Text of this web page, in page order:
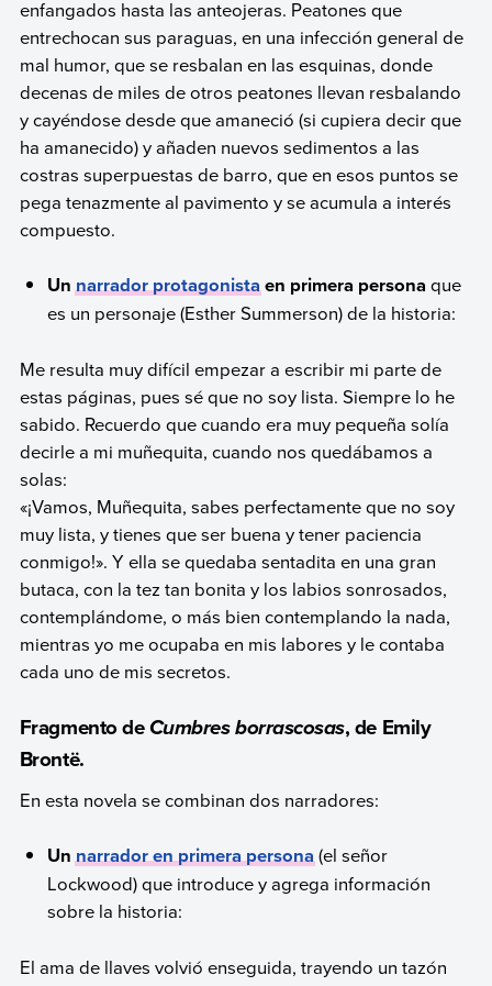
enfangados hasta las anteojeras. Peatones que
entrechocan sus paraguas, en una infección general de
mal humor, que se resbalan en las esquinas, donde
decenas de miles de otros peatones llevan resbalando
y cayéndose desde que amaneció (si cupiera decir que
ha amanecido) y añaden nuevos sedimentos a las
costras superpuestas de barro, que en esos puntos se
pega tenazmente al pavimento y se acumula a interés
compuesto.
Unnarrador protagonistaen primera persona que
es un personaje (Esther Summerson) de la historia:
Me resulta muy difícil empezar a escribir mi parte de
estas páginas, pues sé que no soy lista. Siempre lo he
sabido. Recuerdo que cuando era muy pequeña solía
decirle a mi muñequita, cuando nos quedábamos a
solas:
«¡Vamos, Muñequita, sabes perfectamente que no soy
muy lista, y tienes que ser buena y tener paciencia
conmigo!». Y ella se quedaba sentadita en una gran
butaca, con la tez tan bonita y los labios sonrosados,
contemplándome, o más bien contemplando la nada,
mientras yo me ocupaba en mis labores y le contaba
cada uno de mis secretos.
Fragmento deCumbres borrascosas, de Emily
Brontë.
En esta novela se combinan dos narradores:
Unnarrador en primera persona(el señor
Lockwood) que introduce y agrega información
sobre la historia:
El ama de llaves volvió enseguida, trayendo un tazón